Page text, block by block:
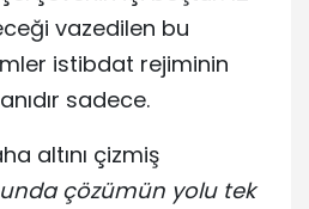
vazedilen bu
istibdat rejiminin
sadece.
altını çizmiş
çözümün yolu tek